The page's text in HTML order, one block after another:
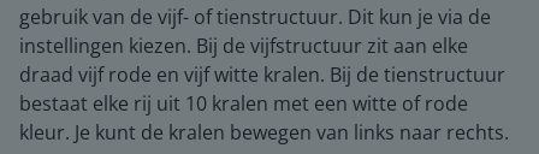
gebruik van de vijf- of tienstructuur. Dit kun je via de
instellingen kiezen. Bij de vijfstructuur zit aan elke
draad vijf rode en vijf witte kralen. Bij de tienstructuur
bestaat elke rij uit 10 kralen met een witte of rode
kleur. Je kunt de kralen bewegen van links naar rechts.